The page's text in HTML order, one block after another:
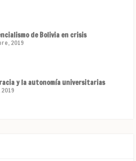
de Bolivia en crisis
2019
y la autonomía universitarias